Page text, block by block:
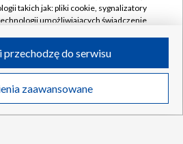
Wideo
co Iga zmieni"
Rutkowski przepłynął Bałtyk w
czasie [WIDEO]
DO GÓRY
takich jak: pliki cookie, sygnalizatory
umożliwiających świadczenie
odwiedzania przez Ciebie
takie jak adresy IP, identyfikatory
zaawansowane
przechodzę do serwisu